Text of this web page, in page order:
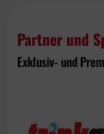
Partner und
Exklusiv- und